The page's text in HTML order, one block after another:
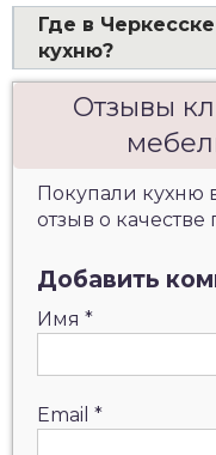
Где в
кухню?
Отзывы
Покупали кухню
отзыв о качестве
Добавить
Имя *
Email *